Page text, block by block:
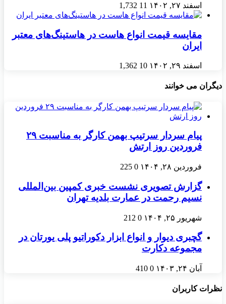
اسفند ۲۷, ۱۴۰۲ 11
1,732
مقایسه قیمت انواع هاست در هاستینگ‌های معتبر
ایران
اسفند ۲۹, ۱۴۰۲ 10
1,362
دیگران می خوانند
پیام سردار سرتیپ بهمن کارگر به مناسبت ۲۹
فروردین روز ارتش
فروردین ۲۸, ۱۴۰۴ 0
225
گزارش تصویری نشست خبری کمپین بین‌المللی
نسیم رحمت در عمارت بلديه تهران
شهریور ۲۵, ۱۴۰۴ 0
212
گچبری دیوار و انواع ابزار دکوراتیو پلی یورتان در
مجموعه دکارت
آبان ۲۴, ۱۴۰۳ 0
410
نظرات کاربران